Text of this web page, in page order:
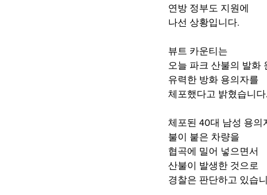
연방 정부도 지원에
나선 상황입니다.
뷰트 카운티는
오늘 파크 산불의 발화
유력한 방화 용의자를
체포했다고 밝혔습니다.
체포된 40대 남성 용의
불이 붙은 차량을
협곡에 밀어 넣으면서
산불이 발생한 것으로
경찰은 판단하고 있습